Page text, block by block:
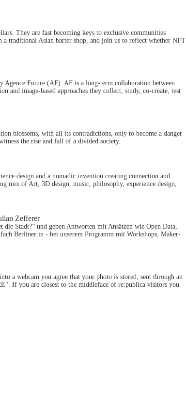
They are fast becoming keys to exclusive communities
traditional Asian barter shop, and join us to reflect whether NFT
Future (AF). AF is a long-term collaboration between
and image-based approaches they collect, study, co-create, test
blossoms, with all its contradictions, only to become a danger
the rise and fall of a divided society.
design and a nomadic invention creating connection and
mix of Art, 3D design, music, philosophy, experience design,
Zefferer
Stadt?” und geben Antworten mit Ansätzen wie Open Data,
Berliner:in - bei unserem Programm mit Workshops, Maker-
a webcam you agree that your photo is stored, sent through an
If you are closest to the middleface of re:publica visitors you